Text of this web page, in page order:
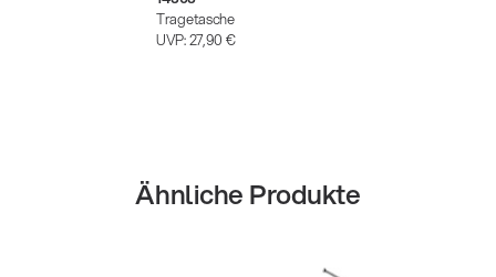
Tragetasche
UVP:27,90 €
Ähnliche Produkte